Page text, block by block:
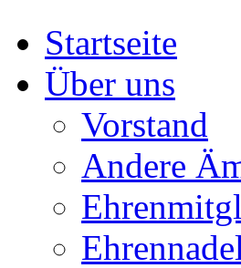
Startseite
Über uns
Vorstand
Andere